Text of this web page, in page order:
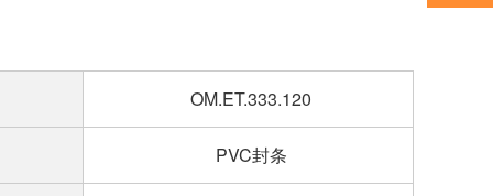
OM.ET.333.120
PVC封条